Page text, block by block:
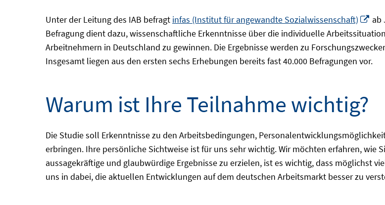
Unter der Leitung des IAB befragt infas (Institut für angewandte Sozialwissenschaft)
In
ab
Befragung dient dazu, wissenschaftliche Erkenntnisse über die individuelle
Arbeitnehmern in Deutschland zu gewinnen. Die Ergebnisse werden zu
Insgesamt liegen aus den ersten sechs Erhebungen bereits fast 40.000 Befragungen vor.
Warum ist Ihre Teilnahme wichtig?
Die Studie soll Erkenntnisse zu den Arbeitsbedingungen,
erbringen. Ihre persönliche Sichtweise ist für uns sehr wichtig. Wir möchten erfahren, wie
aussagekräftige und glaubwürdige Ergebnisse zu erzielen, ist es wichtig, dass möglichst
uns in dabei, die aktuellen Entwicklungen auf dem deutschen Arbeitsmarkt besser zu